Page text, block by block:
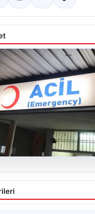
düştü: 3 yaşındaki
kaybetti